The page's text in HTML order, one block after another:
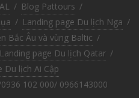
/ Blog Pattours /
/ Landing page Du lịch Nga /
Bắc Âu và vùng Baltic /
Landing page Du lịch Qatar /
Du lịch Ai Cập
102 000/ 0966143000